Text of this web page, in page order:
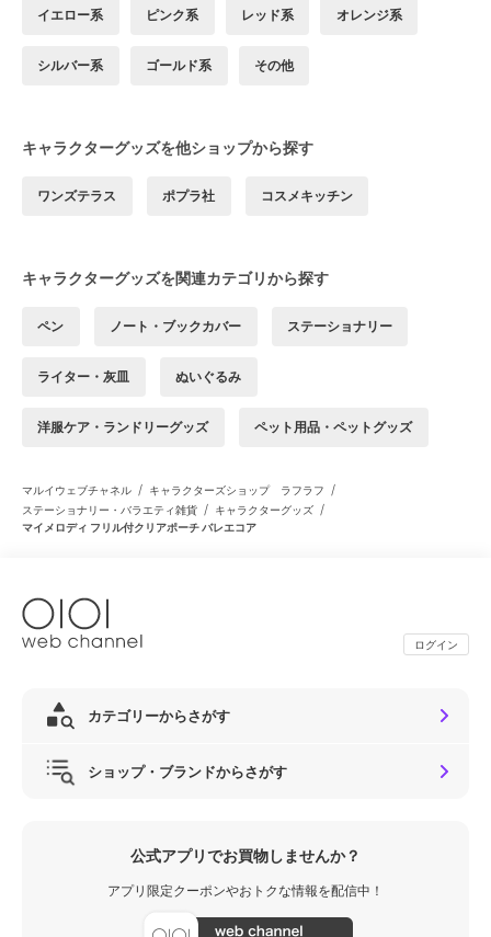
イエロー系 ピンク系 レッド系 オレンジ系
シルバー系 ゴールド系 その他
キャラクターグッズを他ショップから探す
ワンズテラス ポプラ社 コスメキッチン
キャラクターグッズを関連カテゴリから探す
ペン ノート・ブックカバー ステーショナリー
ライター・灰皿 ぬいぐるみ
洋服ケア・ランドリーグッズ ペット用品・ペットグッズ
マルイウェブチャネル / キャラクターズショップ ラフラフ /
ステーショナリー・バラエティ雑貨 / キャラクターグッズ /
マイメロディ フリル付クリアポーチ バレエコア
ログイン
カテゴリーからさがす
ショップ・ブランドからさがす
公式アプリでお買物しませんか？
アプリ限定クーポンやおトクな情報を配信中！